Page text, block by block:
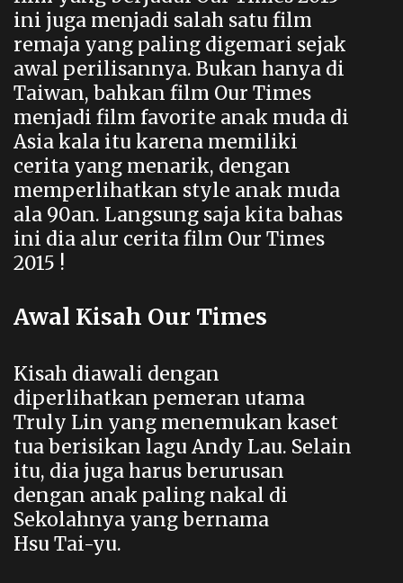
ini juga menjadi salah satu film
remaja yang paling digemari sejak
awal perilisannya. Bukan hanya di
Taiwan, bahkan film Our Times
menjadi film favorite anak muda di
Asia kala itu karena memiliki
cerita yang menarik, dengan
memperlihatkan style anak muda
ala 90an. Langsung saja kita bahas
ini dia alur cerita film Our Times
2015 !
Awal Kisah Our Times
Kisah diawali dengan
diperlihatkan pemeran utama
Truly Lin yang menemukan kaset
tua berisikan lagu Andy Lau. Selain
itu, dia juga harus berurusan
dengan anak paling nakal di
Sekolahnya yang bernama
Hsu Tai-yu.